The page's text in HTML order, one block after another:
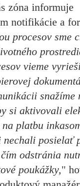
zóna informuje
notifikácie a
procesov sme
vieme
snažíme
si aktivovali
platbu
nechali posielať
odstránia
poukážky,"